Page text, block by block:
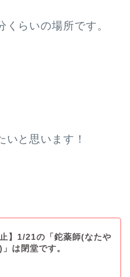
くらいの場所です。
と思います！
止】1/21の「鉈薬師(なたや
」は閉堂です。